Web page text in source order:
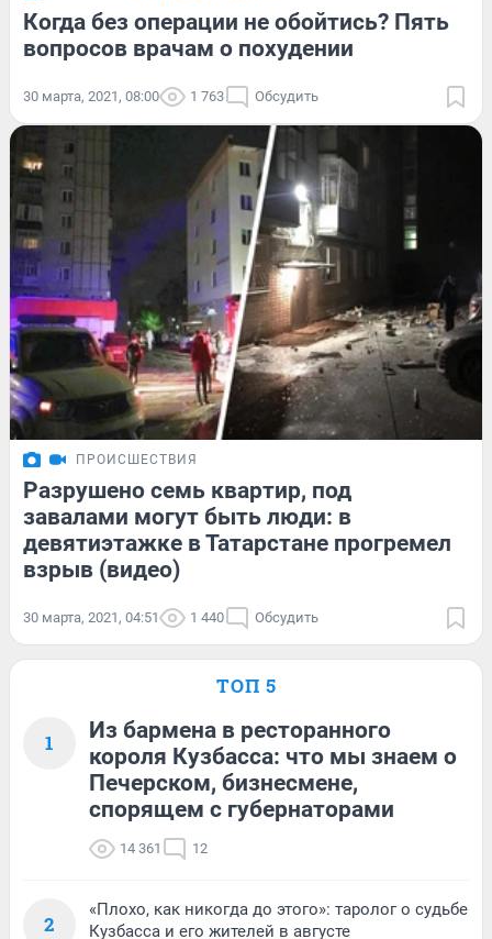
Когда без операции не обойтись? Пять
вопросов врачам о похудении
30 марта, 2021, 08:00 1 763 Обсудить
ПРОИСШЕСТВИЯ
Разрушено семь квартир, под
завалами могут быть люди: в
девятиэтажке в Татарстане прогремел
взрыв (видео)
30 марта, 2021, 04:51 1 440 Обсудить
ТОП 5
1
Из бармена в ресторанного
короля Кузбасса: что мы знаем о
Печерском, бизнесмене,
спорящем с губернаторами
14 361 12
2
«Плохо, как никогда до этого»: таролог о судьбе
Кузбасса и его жителей в августе